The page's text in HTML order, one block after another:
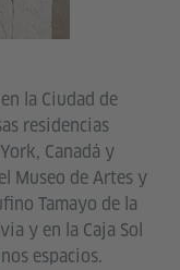
la Ciudad de
residencias
Canadá y
Museo de Artes y
Tamayo de la
y en la Caja Sol
espacios.